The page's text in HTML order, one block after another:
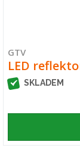
GTV
LED
SKLADEM